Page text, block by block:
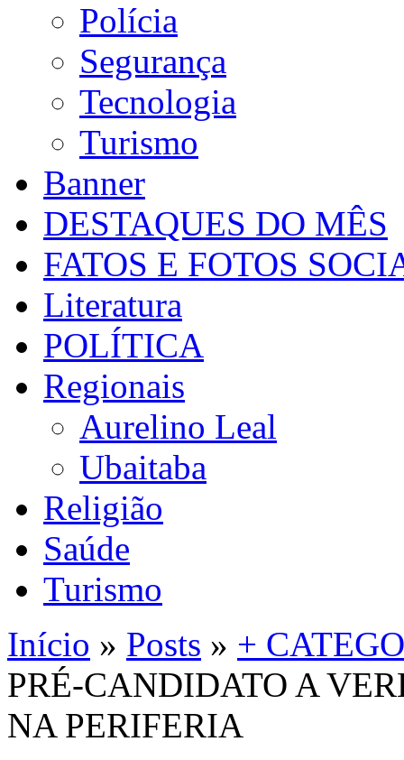
Polícia
Segurança
Tecnologia
Turismo
Banner
DESTAQUES DO MÊS
FATOS E FOTOS
Literatura
POLÍTICA
Regionais
Aurelino Leal
Ubaitaba
Religião
Saúde
Turismo
Início » Posts » +
PRÉ-CANDIDATO A
NA PERIFERIA